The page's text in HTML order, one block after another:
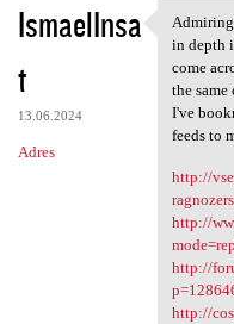
IsmaelInsa
t
13.06.2024
Adres
in depth
come
the
I've
feeds to
http://
http://
http://
http://